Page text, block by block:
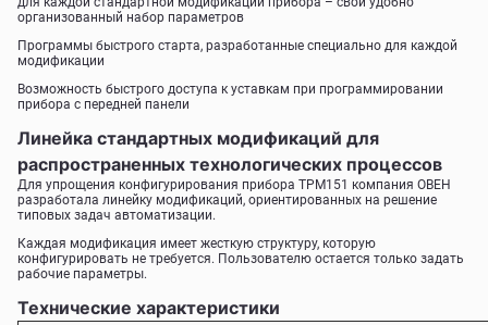
организованный набор параметров
Программы быстрого старта, разработанные специально для каждой
модификации
Возможность быстрого доступа к уставкам при программировании
прибора с передней панели
Линейка стандартных модификаций для
распространенных технологических процессов
Для упрощения конфигурирования прибора ТРМ151 компания ОВЕН
разработала линейку модификаций, ориентированных на решение
типовых задач автоматизации.
Каждая модификация имеет жесткую структуру, которую
конфигурировать не требуется. Пользователю остается только задать
рабочие параметры.
Технические характеристики